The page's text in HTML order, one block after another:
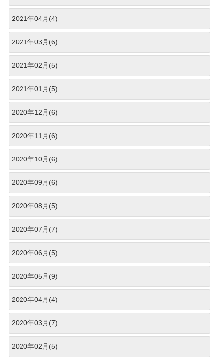
2021年04月(4)
2021年03月(6)
2021年02月(5)
2021年01月(5)
2020年12月(6)
2020年11月(6)
2020年10月(6)
2020年09月(6)
2020年08月(5)
2020年07月(7)
2020年06月(5)
2020年05月(9)
2020年04月(4)
2020年03月(7)
2020年02月(5)